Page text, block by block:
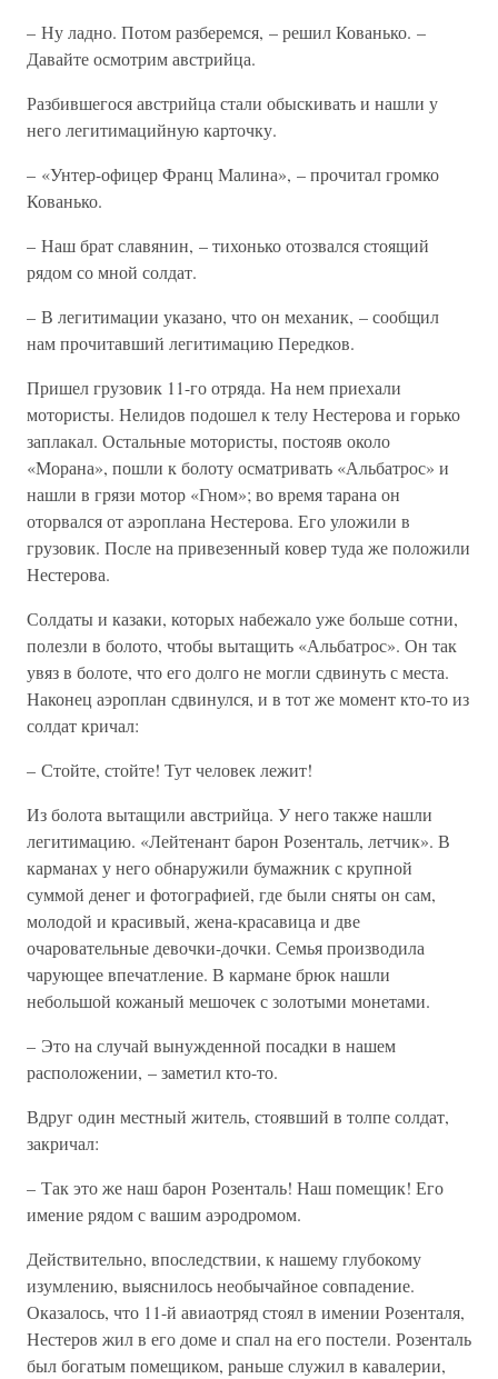
– Ну ладно. Потом разберемся, – решил Кованько. –
Давайте осмотрим австрийца.
Разбившегося австрийца стали обыскивать и нашли у
него легитимацийную карточку.
– «Унтер-офицер Франц Малина», – прочитал громко
Кованько.
– Наш брат славянин, – тихонько отозвался стоящий
рядом со мной солдат.
– В легитимации указано, что он механик, – сообщил
нам прочитавший легитимацию Передков.
Пришел грузовик 11-го отряда. На нем приехали
мотористы. Нелидов подошел к телу Нестерова и горько
заплакал. Остальные мотористы, постояв около
«Морана», пошли к болоту осматривать «Альбатрос» и
нашли в грязи мотор «Гном»; во время тарана он
оторвался от аэроплана Нестерова. Его уложили в
грузовик. После на привезенный ковер туда же положили
Нестерова.
Солдаты и казаки, которых набежало уже больше сотни,
полезли в болото, чтобы вытащить «Альбатрос». Он так
увяз в болоте, что его долго не могли сдвинуть с места.
Наконец аэроплан сдвинулся, и в тот же момент кто-то из
солдат кричал:
– Стойте, стойте! Тут человек лежит!
Из болота вытащили австрийца. У него также нашли
легитимацию. «Лейтенант барон Розенталь, летчик». В
карманах у него обнаружили бумажник с крупной
суммой денег и фотографией, где были сняты он сам,
молодой и красивый, жена-красавица и две
очаровательные девочки-дочки. Семья производила
чарующее впечатление. В кармане брюк нашли
небольшой кожаный мешочек с золотыми монетами.
– Это на случай вынужденной посадки в нашем
расположении, – заметил кто-то.
Вдруг один местный житель, стоявший в толпе солдат,
закричал:
– Так это же наш барон Розенталь! Наш помещик! Его
имение рядом с вашим аэродромом.
Действительно, впоследствии, к нашему глубокому
изумлению, выяснилось необычайное совпадение.
Оказалось, что 11-й авиаотряд стоял в имении Розенталя,
Нестеров жил в его доме и спал на его постели. Розенталь
был богатым помещиком, раньше служил в кавалерии,